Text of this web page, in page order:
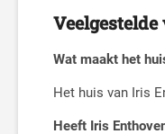
Wat maakt het
Het huis van Iris
Heeft Iris